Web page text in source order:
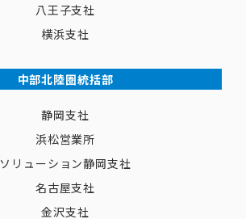
八王子支社
横浜支社
中部北陸圏統括部
静岡支社
浜松営業所
ソリューション静岡支社
名古屋支社
金沢支社